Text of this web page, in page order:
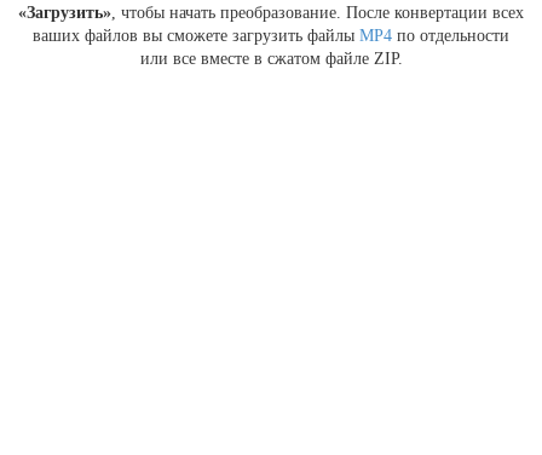
«Загрузить», чтобы начать преобразование. После конвертации всех
ваших файлов вы сможете загрузить файлы MP4 по отдельности
или все вместе в сжатом файле ZIP.